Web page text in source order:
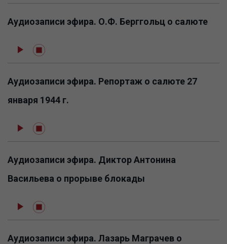
Аудиозаписи эфира. О.Ф. Берггольц о салюте
Аудиозаписи эфира. Репортаж о салюте 27
января 1944 г.
Аудиозаписи эфира. Диктор Антонина
Васильева о прорыве блокады
Аудиозаписи эфира. Лазарь Маграчев о